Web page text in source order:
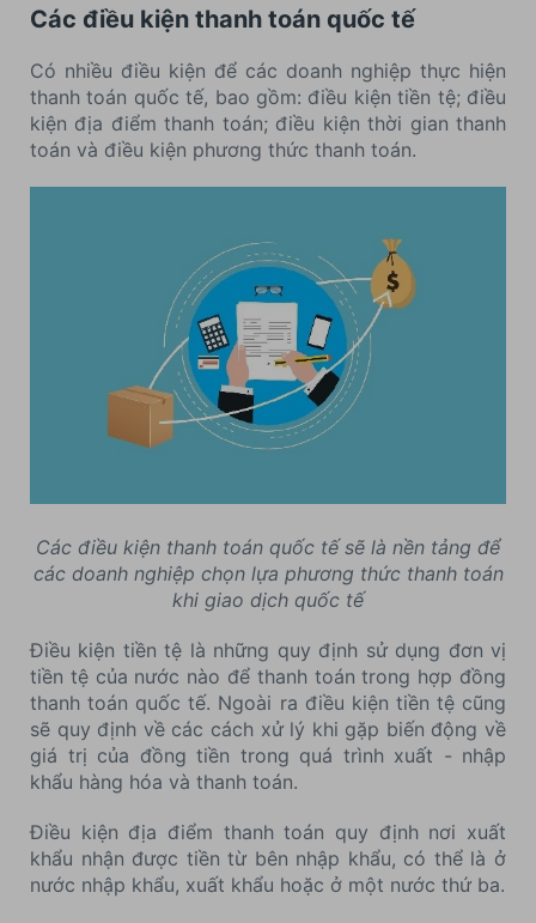
Các điều kiện thanh toán quốc tế
Có nhiều điều kiện để các doanh nghiệp thực hiện
thanh toán quốc tế, bao gồm: điều kiện tiền tệ; điều
kiện địa điểm thanh toán; điều kiện thời gian thanh
toán và điều kiện phương thức thanh toán.
Các điều kiện thanh toán quốc tế sẽ là nền tảng để
các doanh nghiệp chọn lựa phương thức thanh toán
khi giao dịch quốc tế
Điều kiện tiền tệ là những quy định sử dụng đơn vị
tiền tệ của nước nào để thanh toán trong hợp đồng
thanh toán quốc tế. Ngoài ra điều kiện tiền tệ cũng
sẽ quy định về các cách xử lý khi gặp biến động về
giá trị của đồng tiền trong quá trình xuất - nhập
khẩu hàng hóa và thanh toán.
Điều kiện địa điểm thanh toán quy định nơi xuất
khẩu nhận được tiền từ bên nhập khẩu, có thể là ở
nước nhập khẩu, xuất khẩu hoặc ở một nước thứ ba.